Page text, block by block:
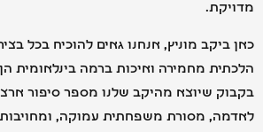
מוניץ, אנחנו גאים להוכיח בכל בציר
מחמירה ואיכות ברמה בינלאומית הן
שיוצא מהיקב שלנו מספר סיפור
מסורת משפחתית עמוקה, ומחויבות